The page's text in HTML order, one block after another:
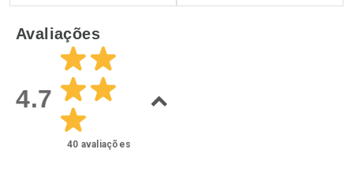
Laboratório
Por Menos
Avaliações
4.7
40 avaliações